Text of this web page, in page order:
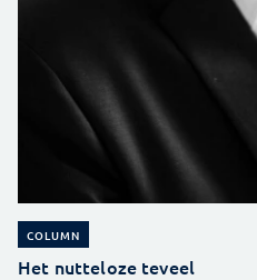
COLUMN
Het nutteloze teveel